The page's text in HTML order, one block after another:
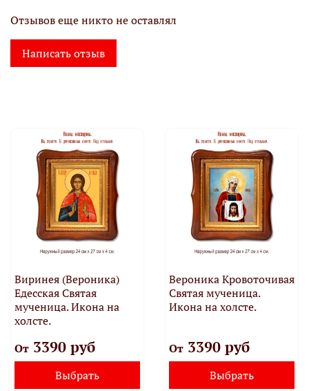
Отзывов еще никто не оставлял
Написать отзыв
Виринея (Вероника)
Едесская Святая
мученица. Икона на
холсте.
От3390 руб
Выбрать
Вероника Кровоточивая
Святая мученица.
Икона на холсте.
От3390 руб
Выбрать